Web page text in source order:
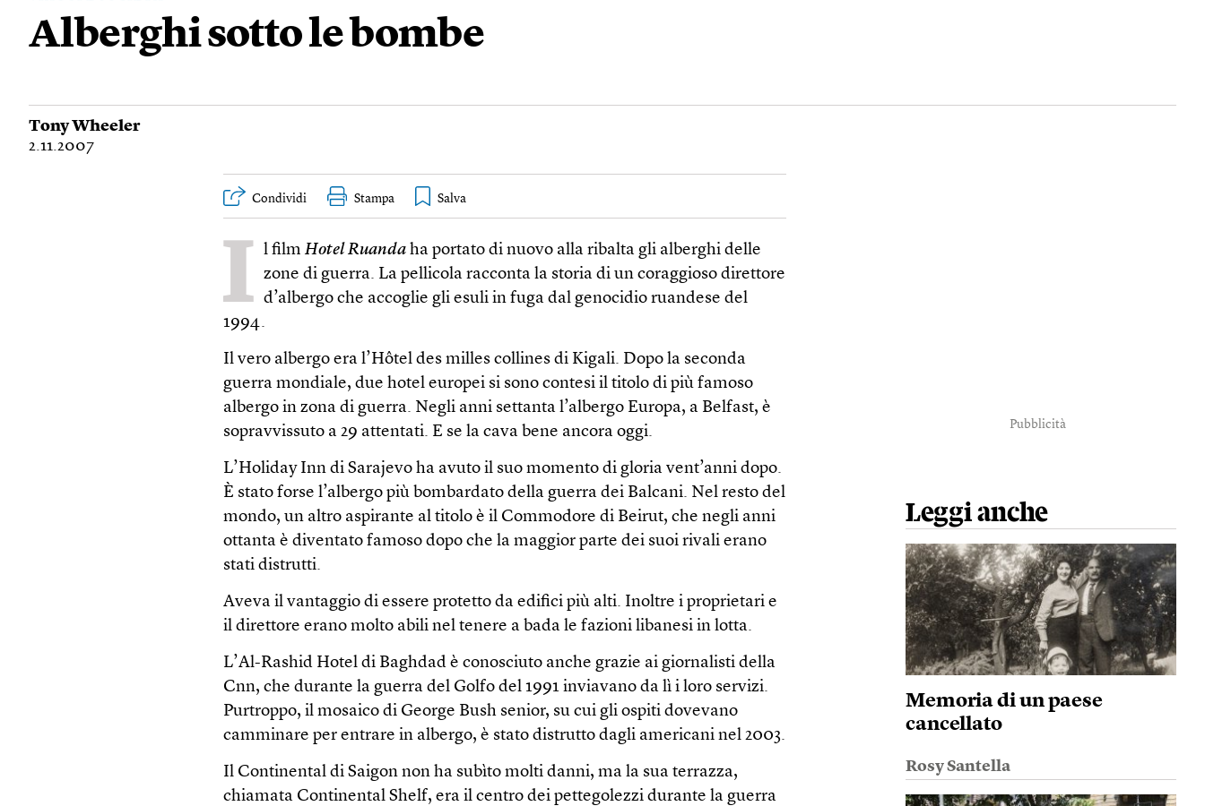
Alberghi sotto le bombe
Tony Wheeler
2.11.2007
Condividi Stampa
I l filmHotel Ruanda ha portato di nuovo alla ribalta gli alberghi delle
zone di guerra. La pellicola racconta la storia di un coraggioso direttore
d’albergo che accoglie gli esuli in fuga dal genocidio ruandese del
1994.
Il vero albergo era l’Hôtel des milles collines di Kigali. Dopo la seconda
guerra mondiale, due hotel europei si sono contesi il titolo di più famoso
albergo in zona di guerra. Negli anni settanta l’albergo Europa, a Belfast, è
sopravvissuto a 29 attentati. E se la cava bene ancora oggi.
L’Holiday Inn di Sarajevo ha avuto il suo momento di gloria vent’anni dopo.
È stato forse l’albergo più bombardato della guerra dei Balcani. Nel resto del
mondo, un altro aspirante al titolo è il Commodore di Beirut, che negli anni
ottanta è diventato famoso dopo che la maggior parte dei suoi rivali erano
stati distrutti.
Aveva il vantaggio di essere protetto da edifici più alti. Inoltre i proprietari e
il direttore erano molto abili nel tenere a bada le fazioni libanesi in lotta.
L’Al-Rashid Hotel di Baghdad è conosciuto anche grazie ai giornalisti della
Cnn, che durante la guerra del Golfo del 1991 inviavano da lì i loro servizi.
Purtroppo, il mosaico di George Bush senior, su cui gli ospiti dovevano
camminare per entrare in albergo, è stato distrutto dagli americani nel 2003.
Il Continental di Saigon non ha subìto molti danni, ma la sua terrazza,
chiamata Continental Shelf, era il centro dei pettegolezzi durante la guerra
Pubblicità
Leggi anche
Memoria di un paese
cancellato
Rosy Santella